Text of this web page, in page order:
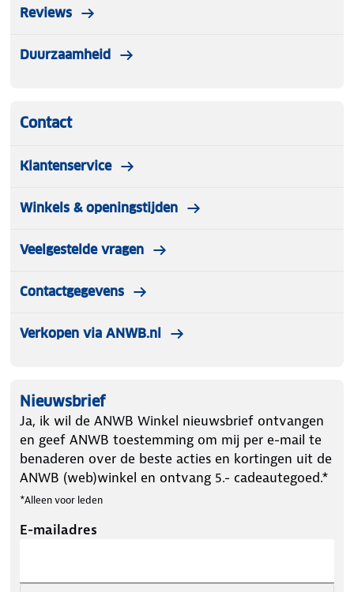
Reviews
Duurzaamheid
Contact
Klantenservice
Winkels & openingstijden
Veelgestelde vragen
Contactgegevens
Verkopen via ANWB.nl
Nieuwsbrief
Ja, ik wil de ANWB Winkel nieuwsbrief ontvangen
en geef ANWB toestemming om mij per e-mail te
benaderen over de beste acties en kortingen uit de
ANWB (web)winkel en ontvang 5.- cadeautegoed.*
*Alleen voor leden
E-mailadres